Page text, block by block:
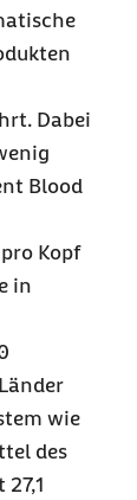
Dabei
Blood
Kopf
in
wie
des